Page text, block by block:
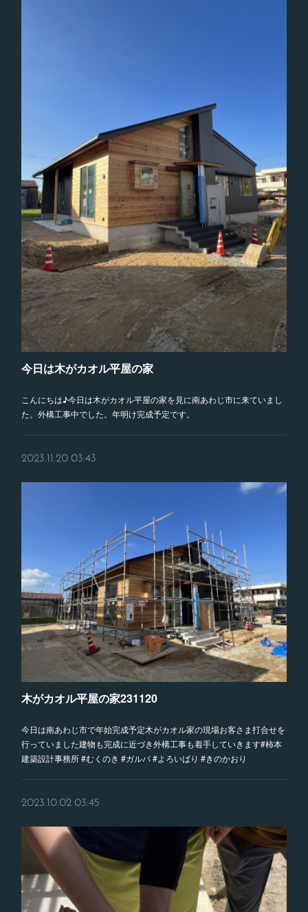
今日は木がカオル平屋の家
こんにちは♪今日は木がカオル平屋の家を見に南あわじ市に来ていまし
た。外構工事中でした。年明け完成予定です。
2023.11.20 03:43
木がカオル平屋の家231120
今日は南あわじ市で年始完成予定木がカオル家の現場お客さま打合せを
行っていました建物も完成に近づき外構工事も着手していきます#柿本
建築設計事務所 #むくのき #ガルパ #よろいばり #きのかおり
2023.10.02 03:45